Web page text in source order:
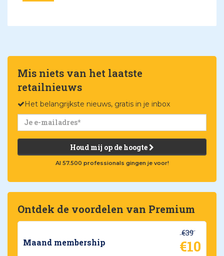
Mis niets van het laatste
retailnieuws
Het belangrijkste nieuws, gratis in je inbox
Houd mij op de hoogte
Al 57.500 professionals gingen je voor!
Ontdek de voordelen van Premium
Maand membership
€39
€10